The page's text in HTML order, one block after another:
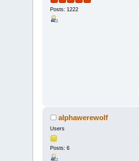
Posts: 1222
alphawerewolf
Users
Posts: 6